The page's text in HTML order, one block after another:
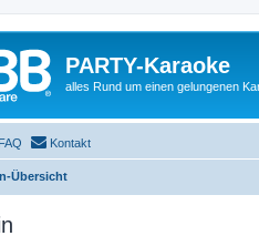
PARTY-Karaoke
alles Rund um einen gelungenen
FAQ Kontakt
Übersicht